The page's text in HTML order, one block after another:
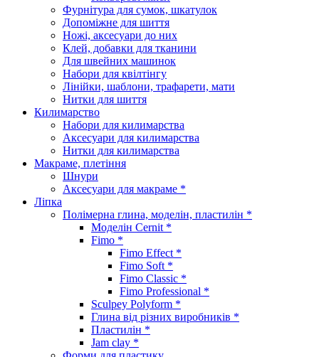
Фурнітура для сумок, шкатулок
Допоміжне для шиття
Ножі, аксесуари до них
Клей, добавки для тканини
Для швейних машинок
Набори для квілтінгу
Лінійки, шаблони, трафарети, мати
Нитки для шиття
Килимарство
Набори для килимарства
Аксесуари для килимарства
Нитки для килимарства
Макраме, плетіння
Шнури
Аксесуари для макраме *
Ліпка
Полімерна глина, моделін, пластилін *
Моделін Cernit *
Fimo *
Fimo Effect *
Fimo Soft *
Fimo Classic *
Fimo Professional *
Sculpey Polyform *
Глина від різних виробників *
Пластилін *
Jam clay *